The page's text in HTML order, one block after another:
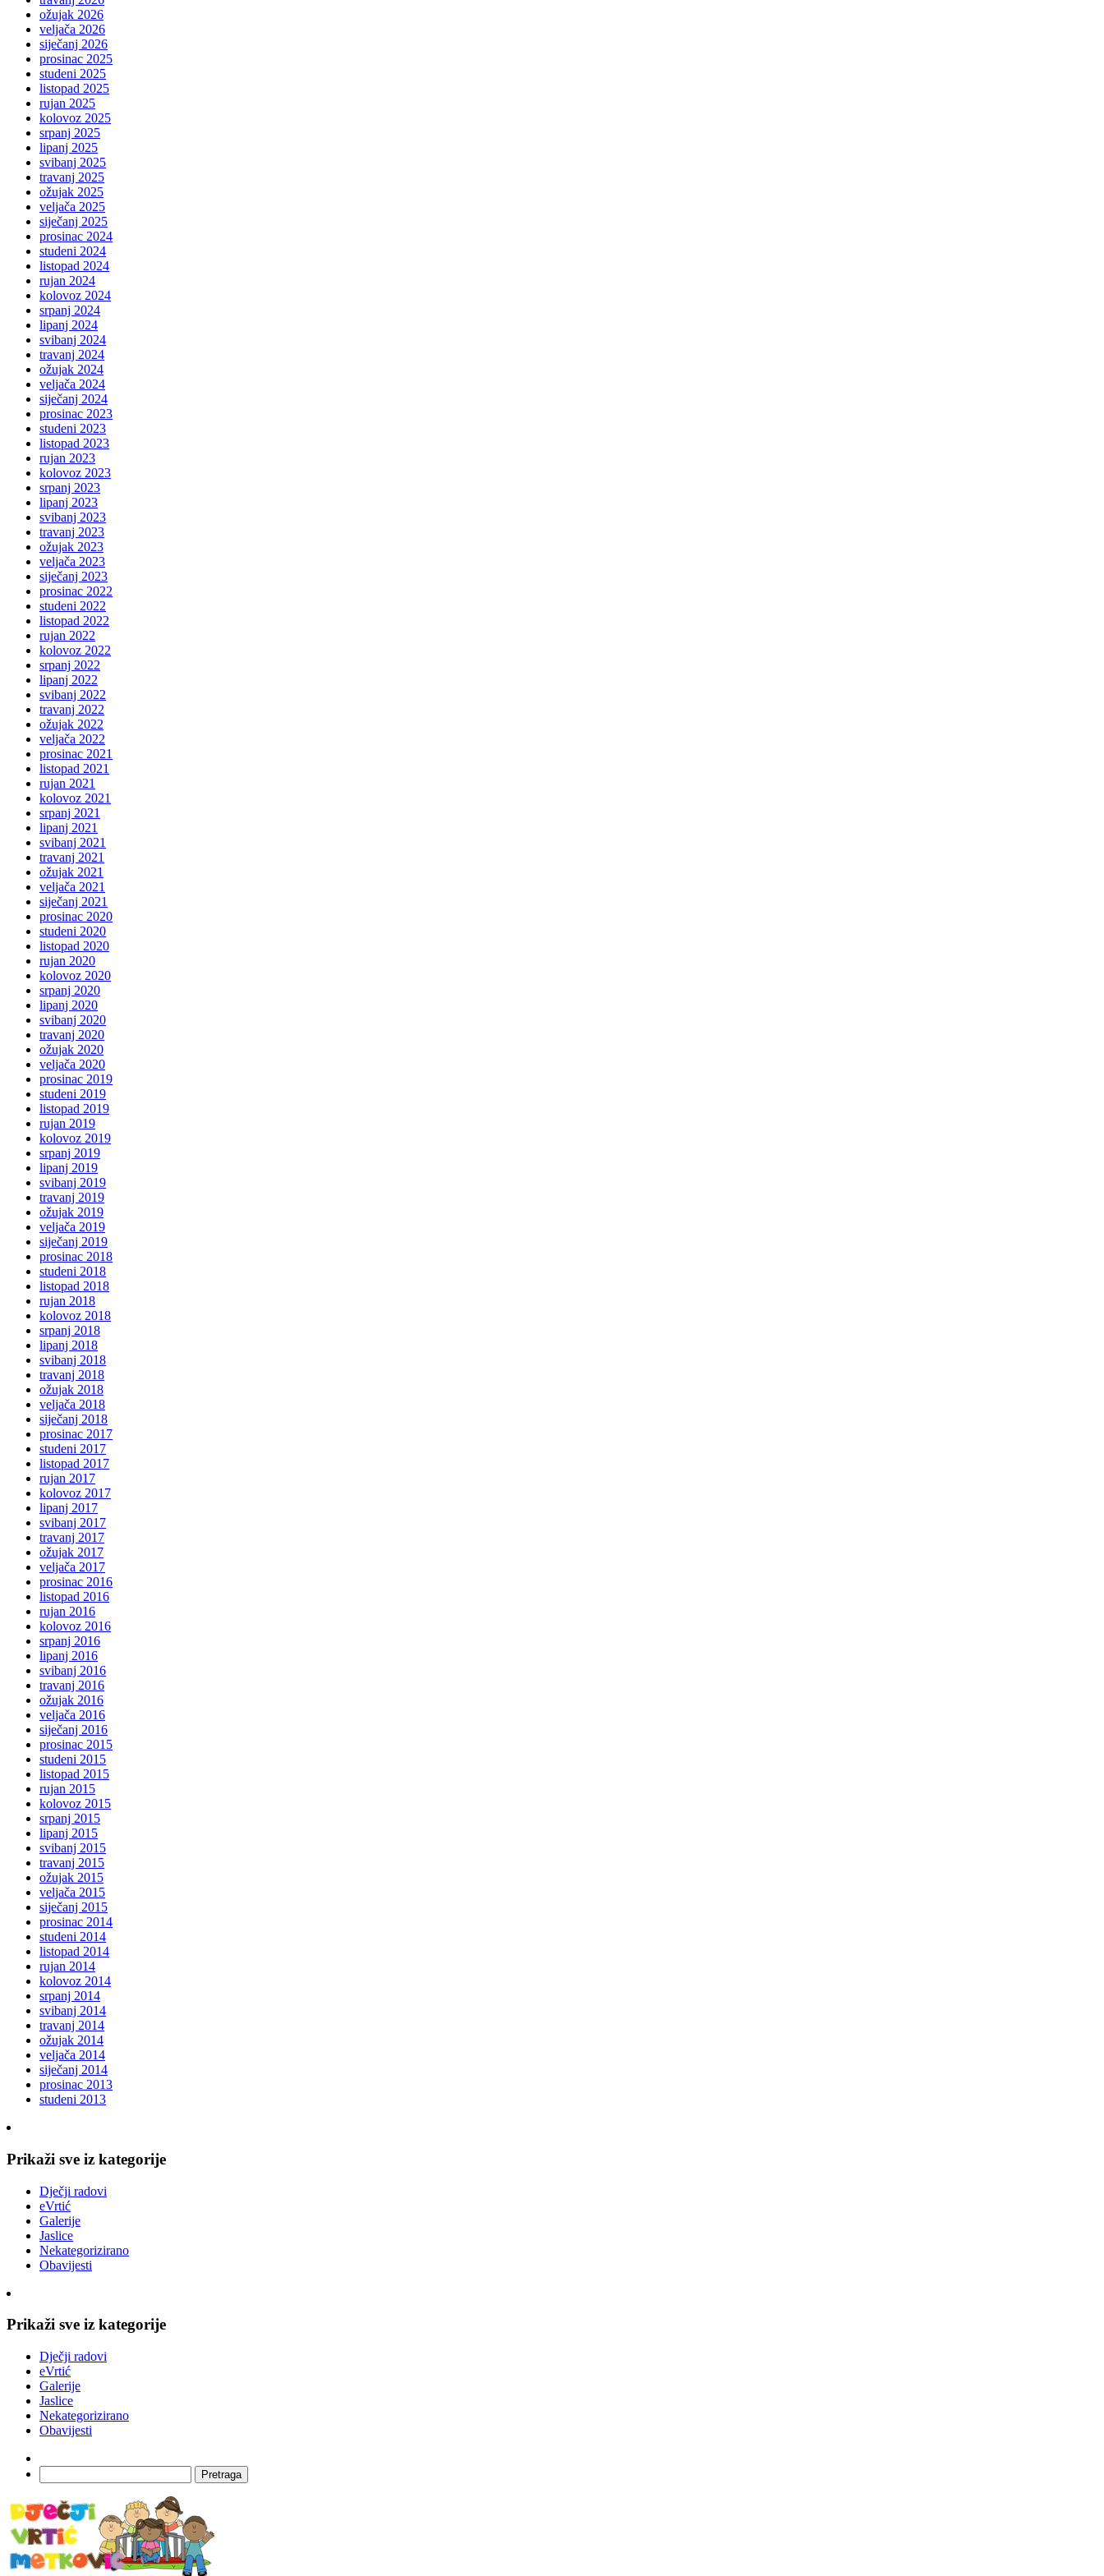
ožujak 2026
veljača 2026
siječanj 2026
prosinac 2025
studeni 2025
listopad 2025
rujan 2025
kolovoz 2025
srpanj 2025
lipanj 2025
svibanj 2025
travanj 2025
ožujak 2025
veljača 2025
siječanj 2025
prosinac 2024
studeni 2024
listopad 2024
rujan 2024
kolovoz 2024
srpanj 2024
lipanj 2024
svibanj 2024
travanj 2024
ožujak 2024
veljača 2024
siječanj 2024
prosinac 2023
studeni 2023
listopad 2023
rujan 2023
kolovoz 2023
srpanj 2023
lipanj 2023
svibanj 2023
travanj 2023
ožujak 2023
veljača 2023
siječanj 2023
prosinac 2022
studeni 2022
listopad 2022
rujan 2022
kolovoz 2022
srpanj 2022
lipanj 2022
svibanj 2022
travanj 2022
ožujak 2022
veljača 2022
prosinac 2021
listopad 2021
rujan 2021
kolovoz 2021
srpanj 2021
lipanj 2021
svibanj 2021
travanj 2021
ožujak 2021
veljača 2021
siječanj 2021
prosinac 2020
studeni 2020
listopad 2020
rujan 2020
kolovoz 2020
srpanj 2020
lipanj 2020
svibanj 2020
travanj 2020
ožujak 2020
veljača 2020
prosinac 2019
studeni 2019
listopad 2019
rujan 2019
kolovoz 2019
srpanj 2019
lipanj 2019
svibanj 2019
travanj 2019
ožujak 2019
veljača 2019
siječanj 2019
prosinac 2018
studeni 2018
listopad 2018
rujan 2018
kolovoz 2018
srpanj 2018
lipanj 2018
svibanj 2018
travanj 2018
ožujak 2018
veljača 2018
siječanj 2018
prosinac 2017
studeni 2017
listopad 2017
rujan 2017
kolovoz 2017
lipanj 2017
svibanj 2017
travanj 2017
ožujak 2017
veljača 2017
prosinac 2016
listopad 2016
rujan 2016
kolovoz 2016
srpanj 2016
lipanj 2016
svibanj 2016
travanj 2016
ožujak 2016
veljača 2016
siječanj 2016
prosinac 2015
studeni 2015
listopad 2015
rujan 2015
kolovoz 2015
srpanj 2015
lipanj 2015
svibanj 2015
travanj 2015
ožujak 2015
veljača 2015
siječanj 2015
prosinac 2014
studeni 2014
listopad 2014
rujan 2014
kolovoz 2014
srpanj 2014
svibanj 2014
travanj 2014
ožujak 2014
veljača 2014
siječanj 2014
prosinac 2013
studeni 2013
Prikaži sve iz kategorije
Dječji radovi
eVrtić
Galerije
Jaslice
Nekategorizirano
Obavijesti
Prikaži sve iz kategorije
Dječji radovi
eVrtić
Galerije
Jaslice
Nekategorizirano
Obavijesti